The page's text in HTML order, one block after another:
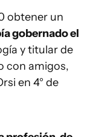
obtener un
gobernado el
y titular de
con amigos,
en 4° de